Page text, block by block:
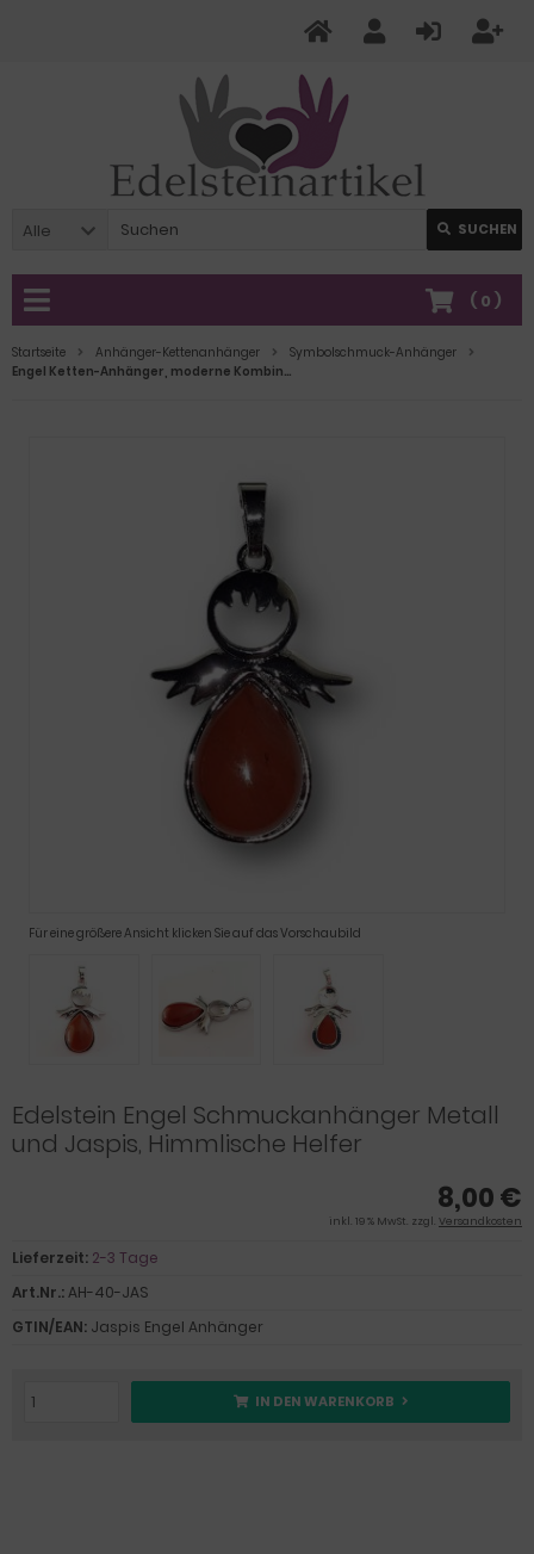
Alle SUCHEN
( 0 )
Startseite Anhänger-Kettenanhänger
Symbolschmuck-Anhänger
Engel Ketten-Anhänger, moderne Kombination aus Metall und rotem Jaspis, Silber farbend
Für eine größere Ansicht klicken Sie auf das Vorschaubild
Edelstein Engel Schmuckanhänger Metall
und Jaspis, Himmlische Helfer
8,00 €
inkl. 19 % MwSt. zzgl. Versandkosten
Lieferzeit: 2-3 Tage
Art.Nr.:AH-40-JAS
GTIN/EAN: Jaspis Engel Anhänger
IN DEN WARENKORB